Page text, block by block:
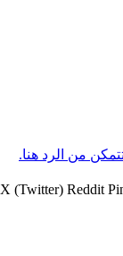
من الرد هنا.
X (Twitter) Reddit